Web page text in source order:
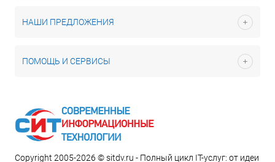
НАШИ ПРЕДЛОЖЕНИЯ
ПОМОЩЬ И СЕРВИСЫ
Copyright 2005-2026 © sitdv.ru - Полный цикл IT-услуг: от идеи